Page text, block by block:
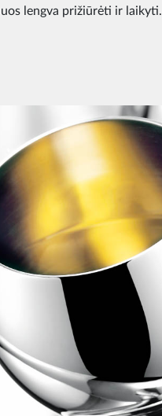
lengva prižiūrėti ir laikyti.